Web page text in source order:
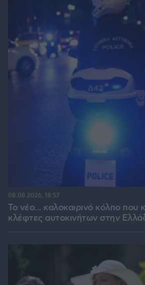
Το νέο... καλοκαιρινό κόλπο που
κλέφτες αυτοκινήτων στην
08.08.2026, 18:57